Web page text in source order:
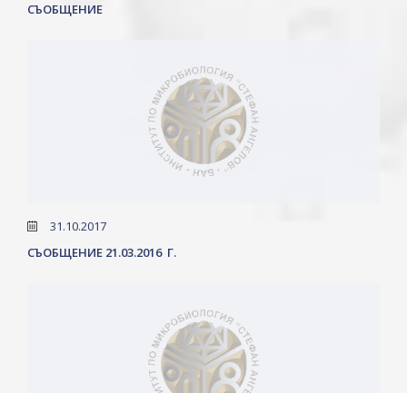
СЪОБЩЕНИЕ
31.10.2017
СЪОБЩЕНИЕ 21.03.2016 Г.